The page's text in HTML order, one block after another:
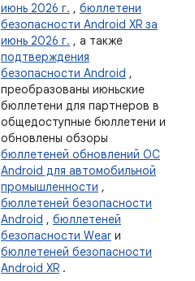
июнь 2026 г. , бюллетени
безопасности Android XR за
июнь 2026 г. , а также
подтверждения
безопасности Android ,
преобразованы июньские
бюллетени для партнеров в
общедоступные бюллетени и
обновлены обзоры
бюллетеней обновлений ОС
Android для автомобильной
промышленности ,
бюллетеней безопасности
Android , бюллетеней
безопасности Wear и
бюллетеней безопасности
Android XR .